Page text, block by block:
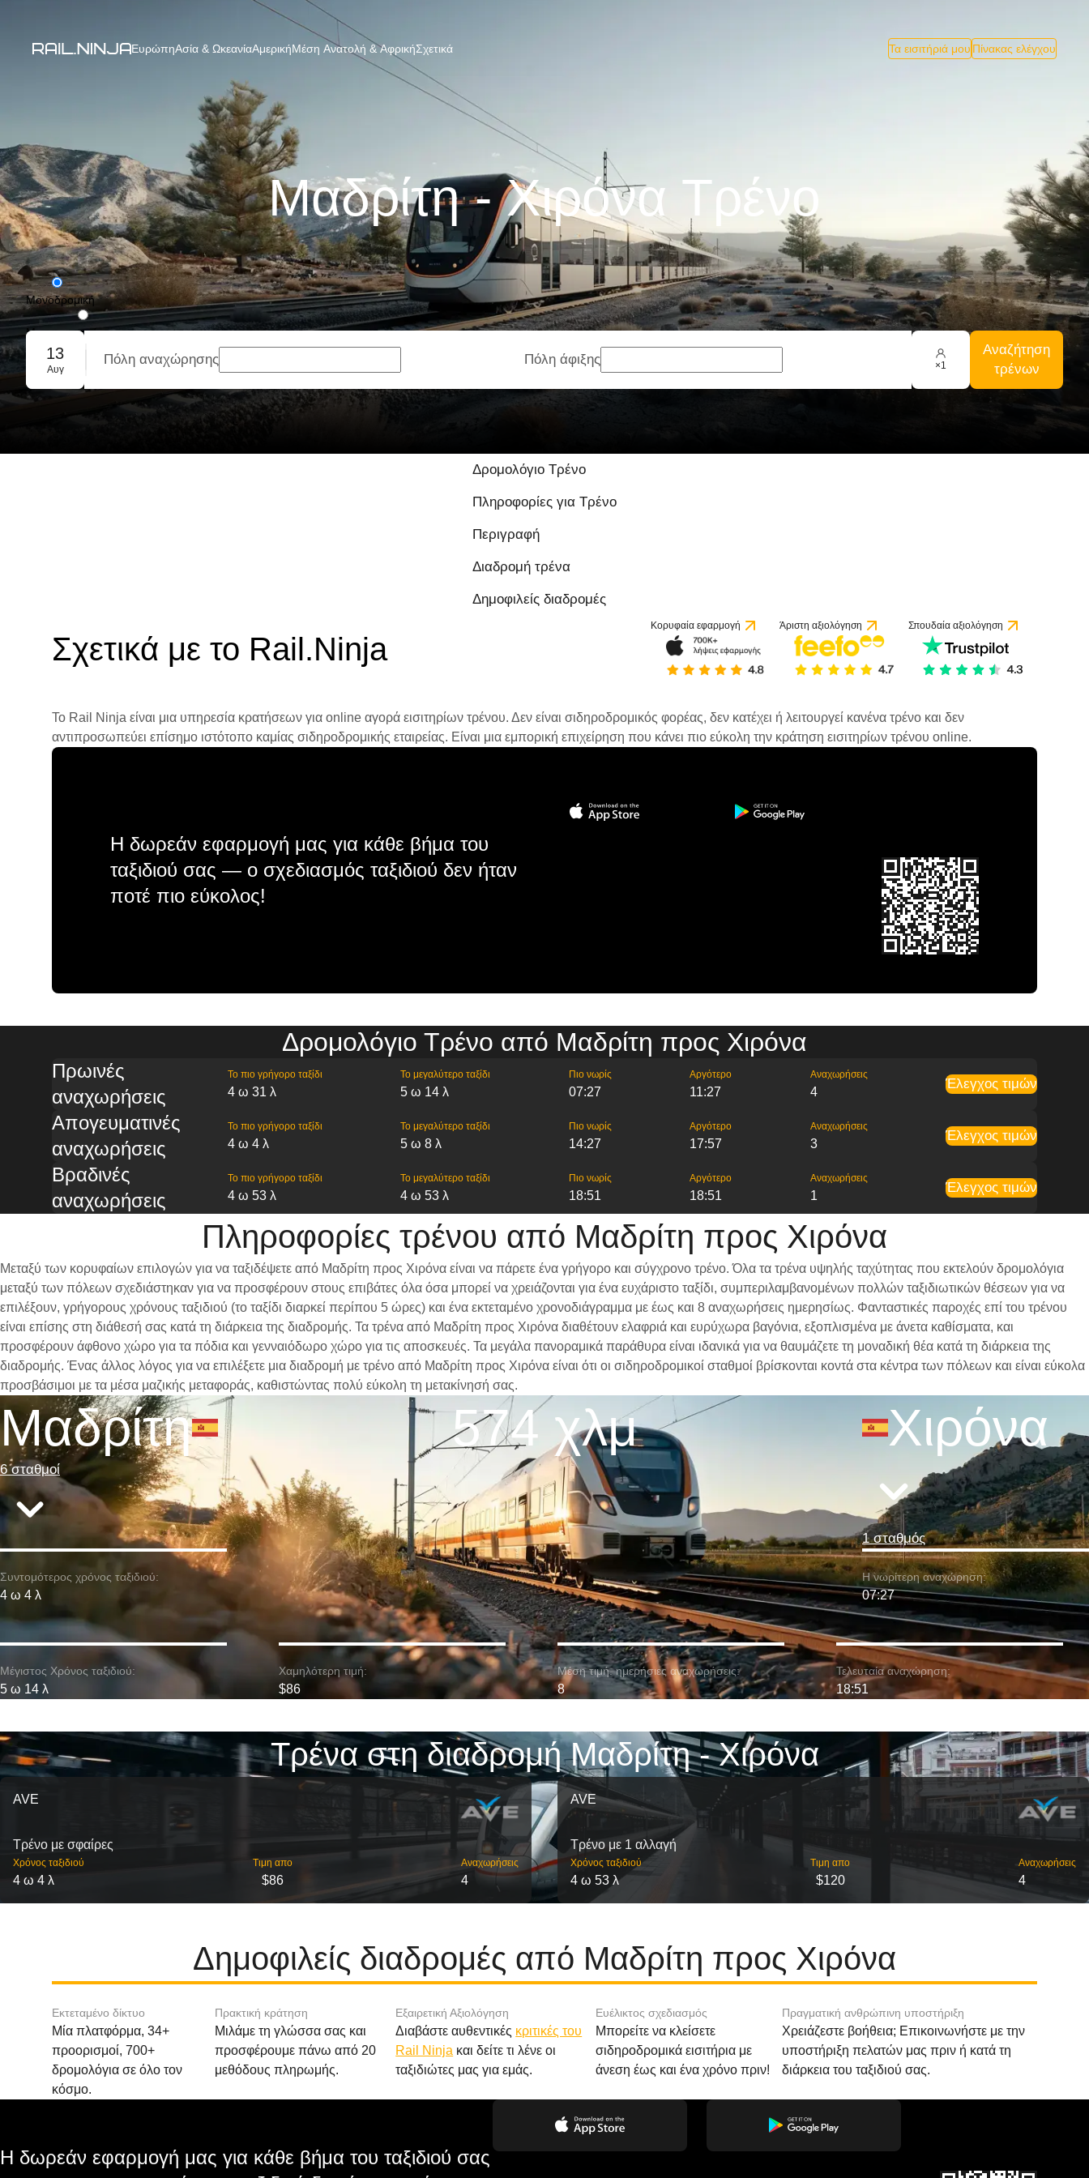
ΕυρώπηΑσία & ΩκεανίαΑμερικήΜέση Ανατολή & ΑφρικήΣχετικά Τα εισιτήριά μου Πίνακας ελέγχου
Μαδρίτη - Χιρόνα Tρένο
Μονοδρομική
Με επιστροφή
Ομαδική κράτηση
13
Αυγ
Πόλη αναχώρησης Πόλη άφιξης ×1
Αναζήτηση
τρένων
Δρομολόγιο Τρένο
Πληροφορίες για Τρένο
Περιγραφή
Διαδρομή τρένα
Δημοφιλείς διαδρομές
Σχετικά με το Rail.Ninja
Κορυφαία εφαρμογή Άριστη αξιολόγηση Σπουδαία αξιολόγηση
Το Rail Ninja είναι μια υπηρεσία κρατήσεων για online αγορά εισιτηρίων τρένου. Δεν είναι σιδηροδρομικός φορέας, δεν κατέχει ή λειτουργεί κανένα τρένο και δεν
αντιπροσωπεύει επίσημο ιστότοπο καμίας σιδηροδρομικής εταιρείας. Είναι μια εμπορική επιχείρηση που κάνει πιο εύκολη την κράτηση εισιτηρίων τρένου online.
Η δωρεάν εφαρμογή μας για κάθε βήμα του
ταξιδιού σας — ο σχεδιασμός ταξιδιού δεν ήταν
ποτέ πιο εύκολος!
Δρομολόγιο Τρένο από Μαδρίτη προς Χιρόνα
Πρωινές
αναχωρήσεις
Το πιο γρήγορο ταξίδι
4 ω 31 λ
Το μεγαλύτερο ταξίδι
5 ω 14 λ
Πιο νωρίς
07:27
Αργότερο
11:27
Αναχωρήσεις
4
Έλεγχος τιμών
Απογευματινές
αναχωρήσεις
Το πιο γρήγορο ταξίδι
4 ω 4 λ
Το μεγαλύτερο ταξίδι
5 ω 8 λ
Πιο νωρίς
14:27
Αργότερο
17:57
Αναχωρήσεις
3
Έλεγχος τιμών
Βραδινές
αναχωρήσεις
Το πιο γρήγορο ταξίδι
4 ω 53 λ
Το μεγαλύτερο ταξίδι
4 ω 53 λ
Πιο νωρίς
18:51
Αργότερο
18:51
Αναχωρήσεις
1
Έλεγχος τιμών
Πληροφορίες τρένου από Μαδρίτη προς Χιρόνα
Μεταξύ των κορυφαίων επιλογών για να ταξιδέψετε από Μαδρίτη προς Χιρόνα είναι να πάρετε ένα γρήγορο και σύγχρονο τρένο. Όλα τα τρένα υψηλής ταχύτητας που εκτελούν δρομολόγια
μεταξύ των πόλεων σχεδιάστηκαν για να προσφέρουν στους επιβάτες όλα όσα μπορεί να χρειάζονται για ένα ευχάριστο ταξίδι, συμπεριλαμβανομένων πολλών ταξιδιωτικών θέσεων για να
επιλέξουν, γρήγορους χρόνους ταξιδιού (το ταξίδι διαρκεί περίπου 5 ώρες) και ένα εκτεταμένο χρονοδιάγραμμα με έως και 8 αναχωρήσεις ημερησίως. Φανταστικές παροχές επί του τρένου
είναι επίσης στη διάθεσή σας κατά τη διάρκεια της διαδρομής. Τα τρένα από Μαδρίτη προς Χιρόνα διαθέτουν ελαφριά και ευρύχωρα βαγόνια, εξοπλισμένα με άνετα καθίσματα, και
προσφέρουν άφθονο χώρο για τα πόδια και γενναιόδωρο χώρο για τις αποσκευές. Τα μεγάλα πανοραμικά παράθυρα είναι ιδανικά για να θαυμάζετε τη μοναδική θέα κατά τη διάρκεια της
διαδρομής. Ένας άλλος λόγος για να επιλέξετε μια διαδρομή με τρένο από Μαδρίτη προς Χιρόνα είναι ότι οι σιδηροδρομικοί σταθμοί βρίσκονται κοντά στα κέντρα των πόλεων και είναι εύκολα
προσβάσιμοι με τα μέσα μαζικής μεταφοράς, καθιστώντας πολύ εύκολη τη μετακίνησή σας.
Μαδρίτη
6 σταθμοί
574 χλμ Χιρόνα
1 σταθμός
Συντομότερος χρόνος ταξιδιού:
4 ω 4 λ
Η νωρίτερη αναχώρηση:
07:27
Μέγιστος Χρόνος ταξιδιού:
5 ω 14 λ
Χαμηλότερη τιμή:
$86
Μέση τιμή. ημερήσιες αναχωρήσεις:
8
Τελευταία αναχώρηση:
18:51
Τρένα στη διαδρομή Μαδρίτη - Χιρόνα
AVE
Τρένο με σφαίρες
Χρόνος ταξιδιού
4 ω 4 λ
Τιμη απο
$86
Αναχωρήσεις
4
AVE
Τρένο με 1 αλλαγή
Χρόνος ταξιδιού
4 ω 53 λ
Τιμη απο
$120
Αναχωρήσεις
4
Δημοφιλείς διαδρομές από Μαδρίτη προς Χιρόνα
Εκτεταμένο δίκτυο
Μία πλατφόρμα, 34+
προορισμοί, 700+
δρομολόγια σε όλο τον
κόσμο.
Πρακτική κράτηση
Μιλάμε τη γλώσσα σας και
προσφέρουμε πάνω από 20
μεθόδους πληρωμής.
Εξαιρετική Αξιολόγηση
Διαβάστε αυθεντικές κριτικές του
Rail Ninja και δείτε τι λένε οι
ταξιδιώτες μας για εμάς.
Ευέλικτος σχεδιασμός
Μπορείτε να κλείσετε
σιδηροδρομικά εισιτήρια με
άνεση έως και ένα χρόνο πριν!
Πραγματική ανθρώπινη υποστήριξη
Χρειάζεστε βοήθεια; Επικοινωνήστε με την
υποστήριξη πελατών μας πριν ή κατά τη
διάρκεια του ταξιδιού σας.
Η δωρεάν εφαρμογή μας για κάθε βήμα του ταξιδιού σας